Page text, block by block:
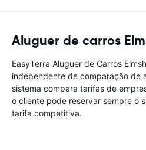
Aluguer de carros
EasyTerra Aluguer de Carros
independente de comparação de
sistema compara tarifas de
o cliente pode reservar sempre o
tarifa competitiva.